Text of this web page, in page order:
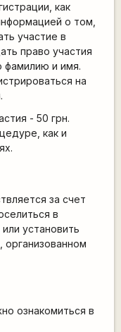
как
о том,
участие в
право участия
фамилию и имя.
на
- 50 грн.
как и
за счет
в
установить
организованном
ознакомиться в